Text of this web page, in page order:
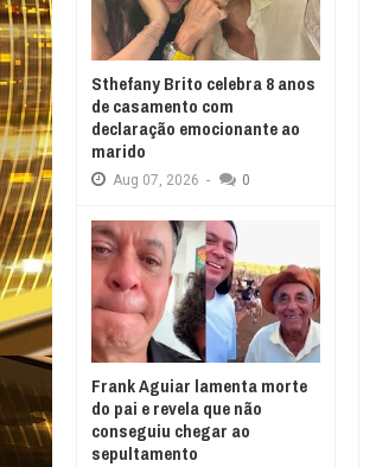
Sthefany Brito celebra 8 anos
de casamento com
declaração emocionante ao
marido
Aug 07, 2026 - 0
Frank Aguiar lamenta morte
do pai e revela que não
conseguiu chegar ao
sepultamento